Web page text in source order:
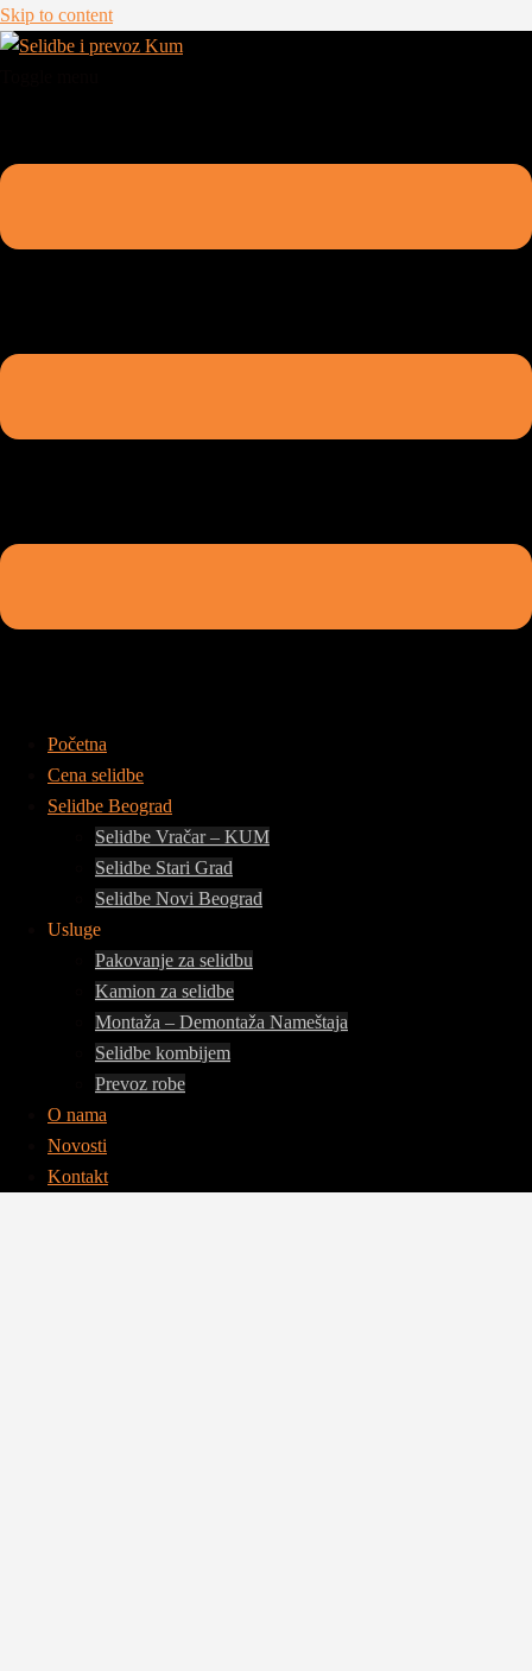
Skip to content
Početna
Cena selidbe
Selidbe Beograd
Selidbe Vračar – KUM
Selidbe Stari Grad
Selidbe Novi Beograd
Usluge
Pakovanje za selidbu
Kamion za selidbe
Montaža – Demontaža Nameštaja
Selidbe kombijem
Prevoz robe
O nama
Novosti
Kontakt